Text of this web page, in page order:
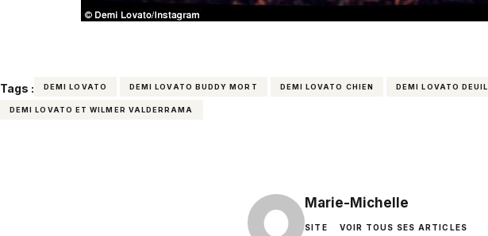
Tags : DEMI LOVATO DEMI LOVATO BUDDY MORT DEMI LOVATO CHIEN DEMI LOVATO DEUIL
DEMI LOVATO ET WILMER VALDERRAMA
Marie-Michelle
SITE VOIR TOUS SES ARTICLES